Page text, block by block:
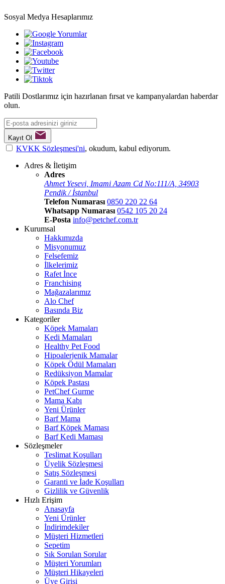
Sosyal Medya Hesaplarımız
Patili Dostlarımız için hazırlanan fırsat ve kampanyalardan haberdar
olun.
Kayıt Ol
KVKK Sözleşmesi'ni, okudum, kabul ediyorum.
Adres & İletişim
Adres
Ahmet Yesevi, Imami Azam Cd No:111/A, 34903
Pendik / İstanbul
Telefon Numarası 0850 220 22 64
Whatsapp Numarası 0542 105 20 24
E-Posta info@petchef.com.tr
Kurumsal
Hakkımızda
Misyonumuz
Felsefemiz
İlkelerimiz
Rafet İnce
Franchising
Mağazalarımız
Alo Chef
Basında Biz
Kategoriler
Köpek Mamaları
Kedi Mamaları
Healthy Pet Food
Hipoalerjenik Mamalar
Köpek Ödül Mamaları
Redüksiyon Mamalar
Köpek Pastası
PetChef Gurme
Mama Kabı
Yeni Ürünler
Barf Mama
Barf Köpek Maması
Barf Kedi Maması
Sözleşmeler
Teslimat Koşulları
Üyelik Sözleşmesi
Satış Sözleşmesi
Garanti ve İade Koşulları
Gizlilik ve Güvenlik
Hızlı Erişim
Anasayfa
Yeni Ürünler
İndirimdekiler
Müşteri Hizmetleri
Sepetim
Sık Sorulan Sorular
Müşteri Yorumları
Müşteri Hikayeleri
Üye Girişi